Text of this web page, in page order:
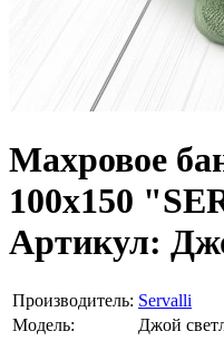
Махровое
100х150
Артикул:
Производитель: Servalli
Модель:
Джой